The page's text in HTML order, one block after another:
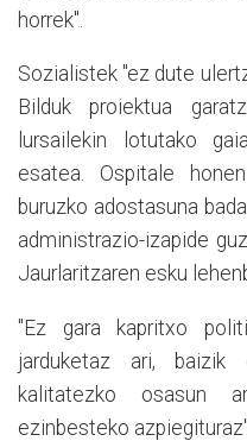
horrek".
Sozialistek "ez dute
Bilduk proiektua
lursailekin lotutako
esatea. Ospitale
buruzko adostasuna
administrazio-izapide
Jaurlaritzaren esku
"Ez gara kapritxo
jarduketaz ari, baizik
kalitatezko osasun
ezinbesteko